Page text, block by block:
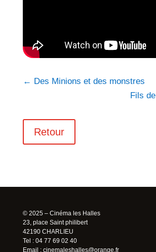
← Des Minions et des monstres
Fils
Retour
© 2025 – Cinéma les Halles
23, place Saint philibert
42190 CHARLIEU
Tel : 04 77 69 02 40
Email : cinemaleshalles@orange.fr